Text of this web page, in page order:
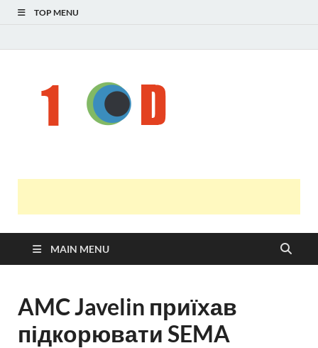
TOP MENU
MAIN MENU
AMC Javelin приїхав
підкорювати SEMA